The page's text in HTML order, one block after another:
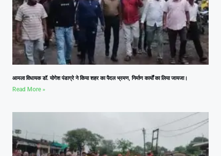
आमला विधायक डॉ. योगेश पंडाग्रे ने किया शहर का पैदल भ्रमण, निर्माण कार्यों का लिया जायजा।
Read More »